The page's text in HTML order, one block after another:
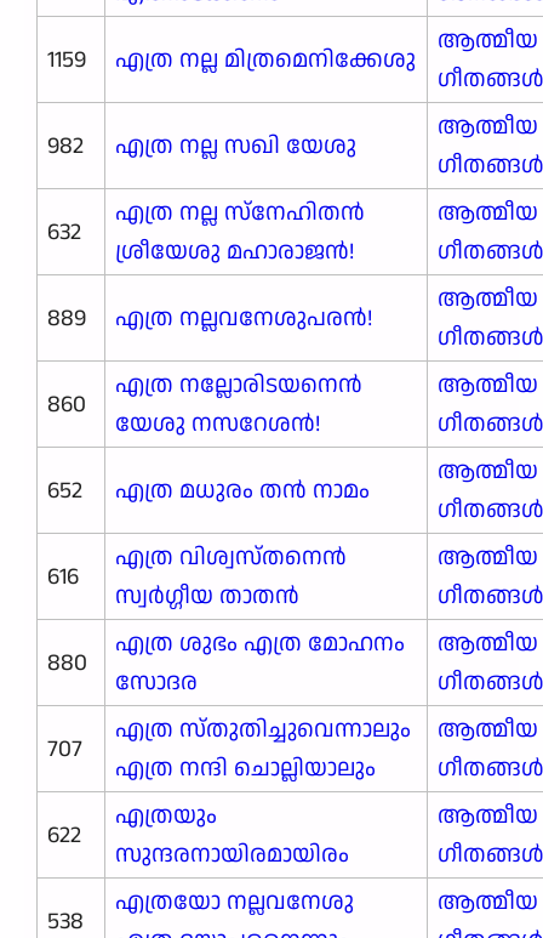
1159
എത്ര നല്ല മിത്രമെനിക്കേശു
ആത്മീയ
ഗീതങ്ങൾ
982
എത്ര നല്ല സഖി യേശു
ആത്മീയ
ഗീതങ്ങൾ
632
എത്ര നല്ല സ്നേഹിതൻ
ശ്രീയേശു മഹാരാജൻ!
ആത്മീയ
ഗീതങ്ങൾ
889
എത്ര നല്ലവനേശുപരൻ!
ആത്മീയ
ഗീതങ്ങൾ
860
എത്ര നല്ലോരിടയനെൻ
യേശു നസറേശൻ!
ആത്മീയ
ഗീതങ്ങൾ
652
എത്ര മധുരം തൻ നാമം
ആത്മീയ
ഗീതങ്ങൾ
616
എത്ര വിശ്വസ്തനെൻ
സ്വർഗ്ഗീയ താതൻ
ആത്മീയ
ഗീതങ്ങൾ
880
എത്ര ശുഭം എത്ര മോഹനം
സോദര
ആത്മീയ
ഗീതങ്ങൾ
707
എത്ര സ്തുതിച്ചുവെന്നാലും
എത്ര നന്ദി ചൊല്ലിയാലും
ആത്മീയ
ഗീതങ്ങൾ
622
എത്രയും
സുന്ദരനായിരമായിരം
ആത്മീയ
ഗീതങ്ങൾ
538
എത്രയോ നല്ലവനേശു
ആത്മീയ